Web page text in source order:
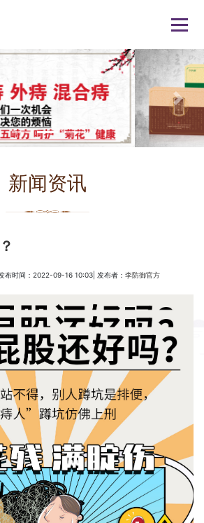
新闻资讯
布时间：2022-09-16 10:03| 发布者： 李防御官方